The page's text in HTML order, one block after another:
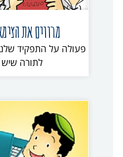
מרווים את
פעולה על התפקיד
לתורה